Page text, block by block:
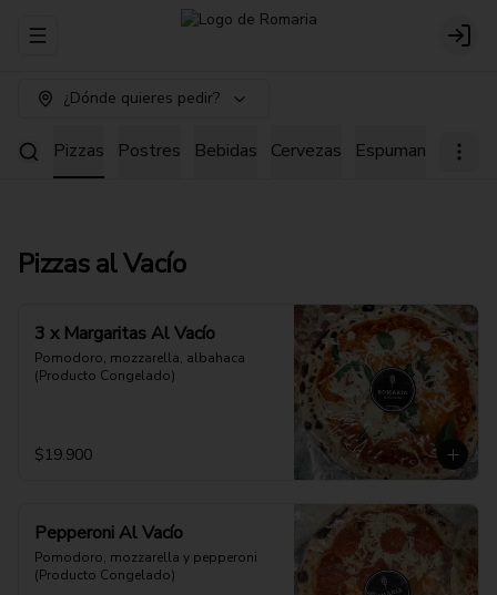
Abrir menu de navegación Login
¿Dónde quieres pedir?
Pizzas Postres Bebidas Cervezas Espumantes
Pizzas al Vacío
3 x Margaritas Al Vacío
Pomodoro, mozzarella, albahaca
(Producto Congelado)
$19.900
Pepperoni Al Vacío
Pomodoro, mozzarella y pepperoni
(Producto Congelado)